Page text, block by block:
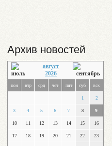
Архив новостей
август
2026
пон втр срд чет пят суб вск
1 2
3 4 5 6 7 8 9
10 11 12 13 14 15 16
17 18 19 20 21 22 23